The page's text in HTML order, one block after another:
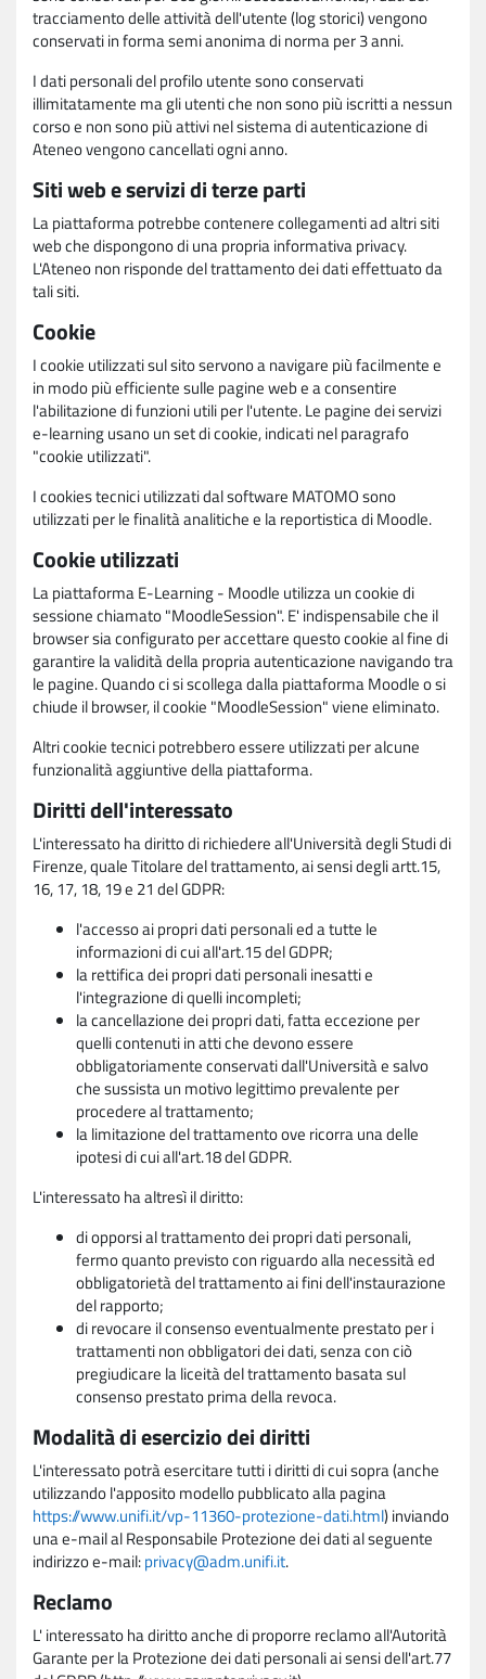
tracciamento delle attività dell'utente (log storici) vengono
conservati in forma semi anonima di norma per 3 anni.
I dati personali del profilo utente sono conservati
illimitatamente ma gli utenti che non sono più iscritti a nessun
corso e non sono più attivi nel sistema di autenticazione di
Ateneo vengono cancellati ogni anno.
Siti web e servizi di terze parti
La piattaforma potrebbe contenere collegamenti ad altri siti
web che dispongono di una propria informativa privacy.
L'Ateneo non risponde del trattamento dei dati effettuato da
tali siti.
Cookie
I cookie utilizzati sul sito servono a navigare più facilmente e
in modo più efficiente sulle pagine web e a consentire
l'abilitazione di funzioni utili per l'utente. Le pagine dei servizi
e-learning usano un set di cookie, indicati nel paragrafo
"cookie utilizzati".
I cookies tecnici utilizzati dal software MATOMO sono
utilizzati per le finalità analitiche e la reportistica di Moodle.
Cookie utilizzati
La piattaforma E-Learning - Moodle utilizza un cookie di
sessione chiamato "MoodleSession". E' indispensabile che il
browser sia configurato per accettare questo cookie al fine di
garantire la validità della propria autenticazione navigando tra
le pagine. Quando ci si scollega dalla piattaforma Moodle o si
chiude il browser, il cookie "MoodleSession" viene eliminato.
Altri cookie tecnici potrebbero essere utilizzati per alcune
funzionalità aggiuntive della piattaforma.
Diritti dell'interessato
L'interessato ha diritto di richiedere all'Università degli Studi di
Firenze, quale Titolare del trattamento, ai sensi degli artt.15,
16, 17, 18, 19 e 21 del GDPR:
l'accesso ai propri dati personali ed a tutte le
informazioni di cui all'art.15 del GDPR;
la rettifica dei propri dati personali inesatti e
l'integrazione di quelli incompleti;
la cancellazione dei propri dati, fatta eccezione per
quelli contenuti in atti che devono essere
obbligatoriamente conservati dall'Università e salvo
che sussista un motivo legittimo prevalente per
procedere al trattamento;
la limitazione del trattamento ove ricorra una delle
ipotesi di cui all'art.18 del GDPR.
L'interessato ha altresì il diritto:
di opporsi al trattamento dei propri dati personali,
fermo quanto previsto con riguardo alla necessità ed
obbligatorietà del trattamento ai fini dell'instaurazione
del rapporto;
di revocare il consenso eventualmente prestato per i
trattamenti non obbligatori dei dati, senza con ciò
pregiudicare la liceità del trattamento basata sul
consenso prestato prima della revoca.
Modalità di esercizio dei diritti
L'interessato potrà esercitare tutti i diritti di cui sopra (anche
utilizzando l'apposito modello pubblicato alla pagina
https://www.unifi.it/vp-11360-protezione-dati.html) inviando
una e-mail al Responsabile Protezione dei dati al seguente
indirizzo e-mail:privacy@adm.unifi.it.
Reclamo
L' interessato ha diritto anche di proporre reclamo all'Autorità
Garante per la Protezione dei dati personali ai sensi dell'art.77